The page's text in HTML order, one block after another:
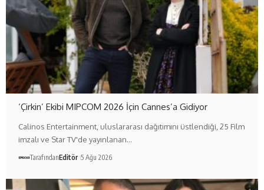
‘Çirkin’ Ekibi MIPCOM 2026 İçin Cannes’a Gidiyor
Calinos Entertainment, uluslararası dağıtımını üstlendiği, 25 Film
imzalı ve Star TV'de yayınlanan…
TarafındanEditör 5 Ağu 2026